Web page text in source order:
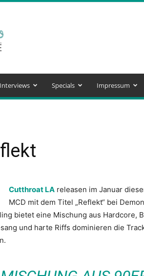
Interviews Specials Impressum
Cutthroat LA releasen im Januar
MCD mit dem Titel „Reflekt“ bei
bietet eine Mischung aus Hardcore,
und harte Riffs dominieren die